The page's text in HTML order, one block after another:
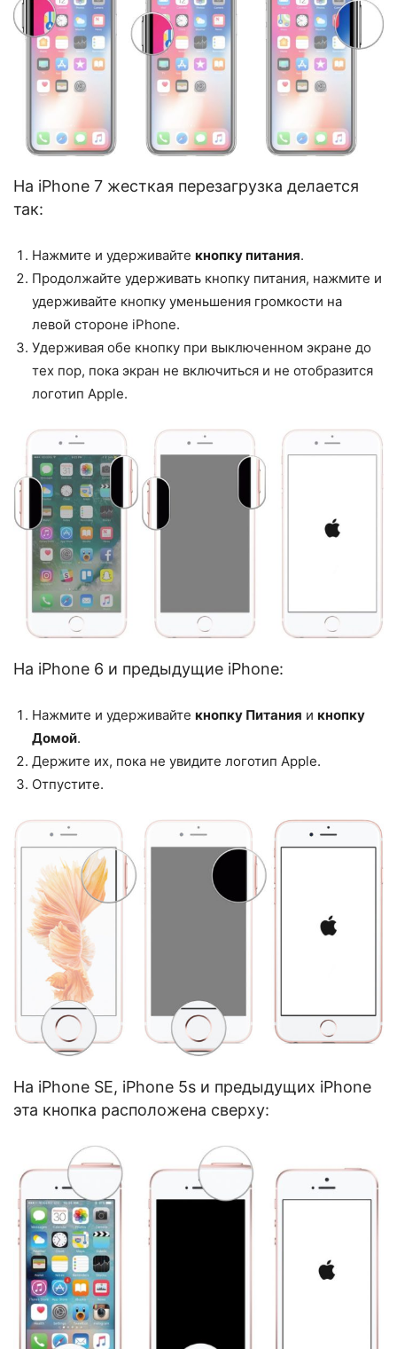
На iPhone 7 жесткая перезагрузка делается
так:
Нажмите и удерживайте кнопку питания.
Продолжайте удерживать кнопку питания, нажмите и
удерживайте кнопку уменьшения громкости на
левой стороне iPhone.
Удерживая обе кнопку при выключенном экране до
тех пор, пока экран не включиться и не отобразится
логотип Apple.
На iPhone 6 и предыдущие iPhone:
Нажмите и удерживайте кнопку Питания и кнопку
Домой.
Держите их, пока не увидите логотип Apple.
Отпустите.
На iPhone SE, iPhone 5s и предыдущих iPhone
эта кнопка расположена сверху: